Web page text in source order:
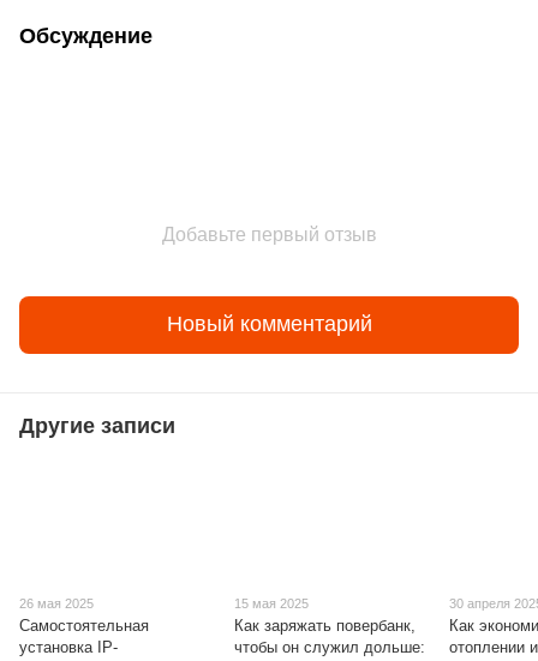
Обсуждение
Добавьте первый отзыв
Новый комментарий
Другие записи
26 мая 2025
Самостоятельная
установка IP-
15 мая 2025
Как заряжать повербанк,
чтобы он служил дольше:
30 апреля
Как
отоплении